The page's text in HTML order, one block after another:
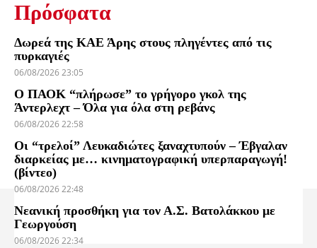
Πρόσφατα
Δωρεά της ΚΑΕ Άρης στους πληγέντες από τις
πυρκαγιές
06/08/2026 23:05
Ο ΠΑΟΚ “πλήρωσε” το γρήγορο γκολ της
Άντερλεχτ – Όλα για όλα στη ρεβάνς
06/08/2026 22:58
Οι “τρελοί” Λευκαδιώτες ξαναχτυπούν – Έβγαλαν
διαρκείας με… κινηματογραφική υπερπαραγωγή!
(βίντεο)
06/08/2026 22:48
Νεανική προσθήκη για τον Α.Σ. Βατολάκκου με
Γεωργούση
06/08/2026 22:34